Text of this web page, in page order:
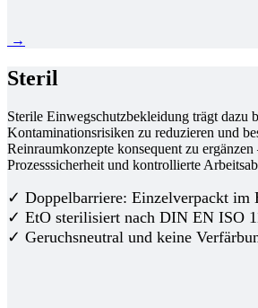
→
Steril
Sterile Einwegschutzbekleidung trägt dazu
Kontaminationsrisiken zu reduzieren und
Reinraumkonzepte konsequent zu
Prozesssicherheit und kontrollierte
✓ Doppelbarriere: Einzelverpackt im
✓ EtO sterilisiert nach DIN EN ISO
✓ Geruchsneutral und keine